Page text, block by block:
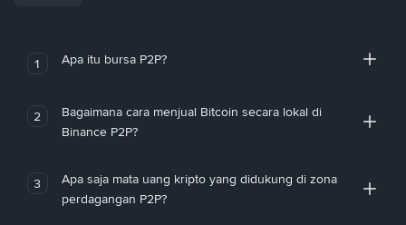
1 Apa itu bursa P2P?
2
Bagaimana cara menjual Bitcoin secara lokal di
Binance P2P?
3
Apa saja mata uang kripto yang didukung di zona
perdagangan P2P?